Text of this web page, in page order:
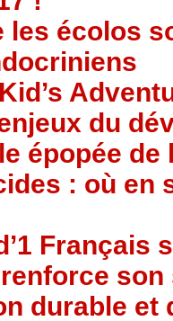
les écolos
du
épopée de
: où en
Français
durable et